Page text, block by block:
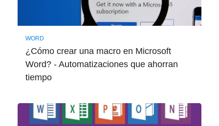
WORD
¿Cómo crear una macro en Microsoft
Word? - Automatizaciones que ahorran
tiempo